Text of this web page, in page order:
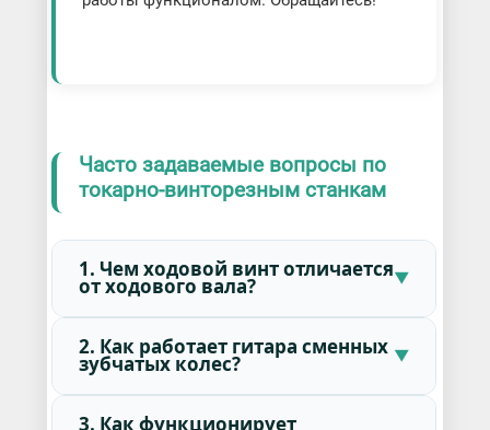
Часто задаваемые вопросы по
токарно-винторезным станкам
1. Чем ходовой винт отличается
от ходового вала?
2. Как работает гитара сменных
зубчатых колес?
3. Как функционирует